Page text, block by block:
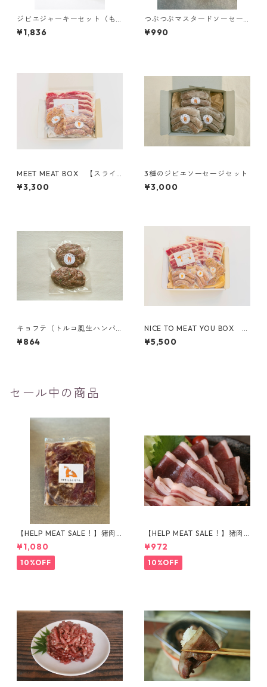
ジビエジャーキーセット（も
みじとぼたん食べ比べセッ
ト）
¥1,836
つぶつぶマスタードソーセー
ジ（無塩せきソーセージ）
¥990
MEET MEAT BOX 【スライ
ス×1P/ソーセージ×1P/ハンバ
ーグ×1P】
¥3,300
3種のジビエソーセージセット
¥3,000
キョフテ（トルコ風生ハンバ
ーグ 2個入り）
¥864
NICE TO MEAT YOU BOX
【スライス×2P/ソーセージ×2
P/ハンバーグ×1P】
¥5,500
セール中の商品
【HELP MEAT SALE！】猪肉
で作った対馬のソウルフード
『とんちゃん』
¥1,080
10%OFF
【HELP MEAT SALE！】猪肉
モモ肉 スライス 150g
¥972
10%OFF